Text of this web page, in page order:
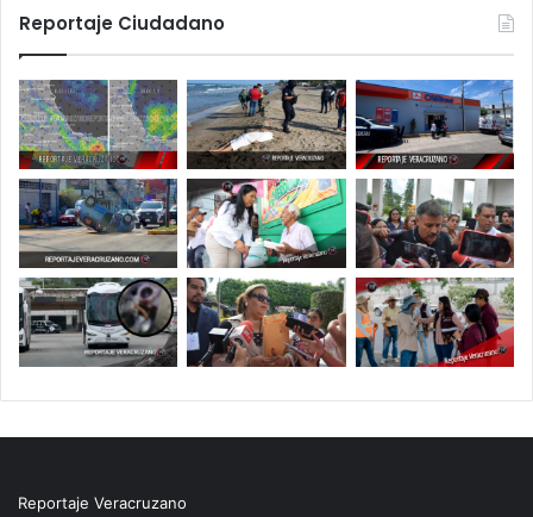
Reportaje Ciudadano
Reportaje Veracruzano